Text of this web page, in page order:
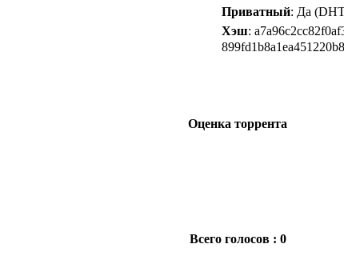
Приватный: Да
Хэш:
899fd1b8a1ea451220b8
Оценка торрента
Всего голосов : 0